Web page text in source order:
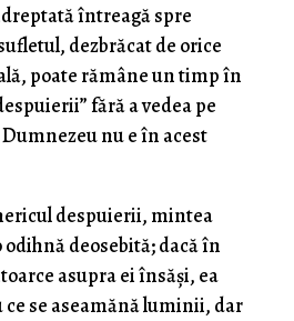
întreagă spre
dezbrăcat de orice
poate rămâne un timp în
fără a vedea pe
nu e în acest
despuierii, mintea
odihnă deosebită; dacă în
asupra ei însăşi, ea
se aseamănă luminii, dar